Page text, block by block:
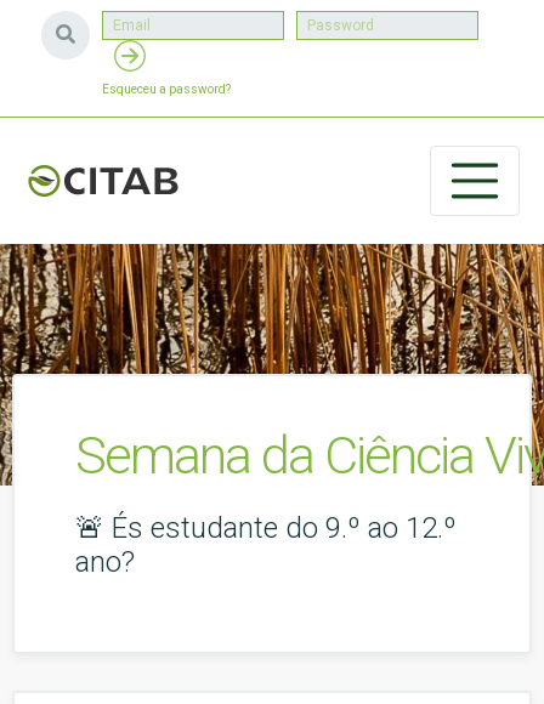
Esqueceu a password?
Semana da Ciência
🚨 És estudante do 9.º ao 12.º
ano?